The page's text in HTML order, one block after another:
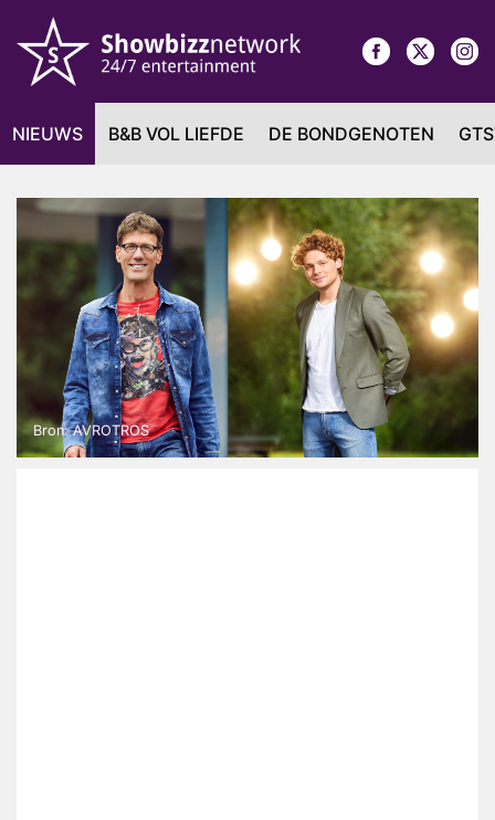
NIEUWS B&B VOL LIEFDE DE BONDGENOTEN
Bron: AVROTROS